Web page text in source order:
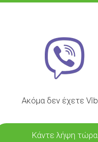
Ακόμα δεν έχετε
Κάντε λήψη τώρα